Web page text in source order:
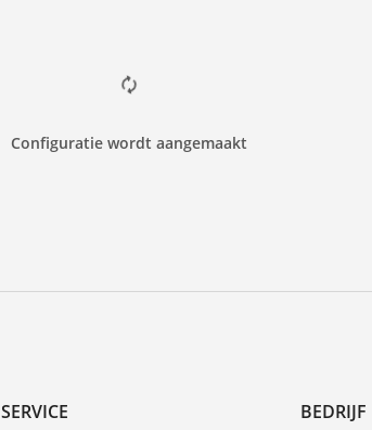
Configuratie wordt aangemaakt
SERVICE BEDRIJF